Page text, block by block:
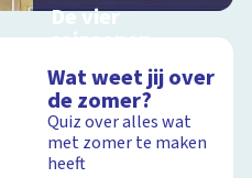
De vier
seizoenen
schoolplaat over de
seizoenen
Wat weet jij over
de zomer?
Quiz over alles wat
met zomer te maken
heeft